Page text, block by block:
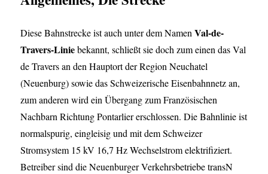
Diese Bahnstrecke ist auch unter dem NamenVal-de-
Travers-Liniebekannt, schließt sie doch zum einen das Val
de Travers an den Hauptort der Region Neuchatel
(Neuenburg) sowie das Schweizerische Eisenbahnnetz an,
zum anderen wird ein Übergang zum Französischen
Nachbarn Richtung Pontarlier erschlossen. Die Bahnlinie ist
normalspurig, eingleisig und mit dem Schweizer
Stromsystem 15 kV 16,7 Hz Wechselstrom elektrifiziert.
Betreiber sind die Neuenburger Verkehrsbetriebe transN